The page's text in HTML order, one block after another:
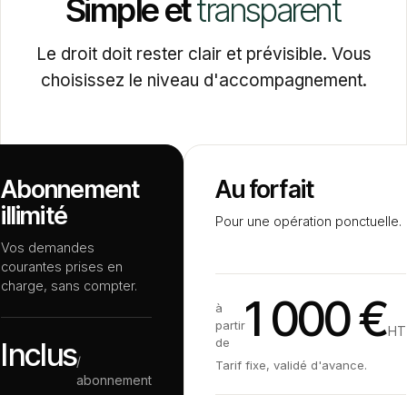
Simpleettransparent
Le droit doit rester clair et prévisible. Vous
choisissez le niveau d'accompagnement.
Abonnement
illimité
Vos demandes
courantes prises en
charge, sans compter.
Inclus/
abonnement
Au forfait
Pour une opération ponctuelle.
à
partir
de
1 000 €HT
Tarif fixe, validé d'avance.